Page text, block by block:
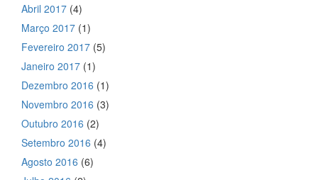
Abril 2017 (4)
Março 2017 (1)
Fevereiro 2017 (5)
Janeiro 2017 (1)
Dezembro 2016 (1)
Novembro 2016 (3)
Outubro 2016 (2)
Setembro 2016 (4)
Agosto 2016 (6)